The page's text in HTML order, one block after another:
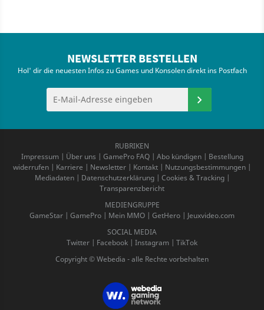
NEWSLETTER BESTELLEN
Hol' dir die neuesten Infos zu Games und Konsolen direkt ins Postfach
RUBRIKEN
Impressum| Über uns GamePro FAQ| Abo kündigen| Bestellung
widerrufen
Karriere Newsletter Kontakt Nutzungsbestimmungen
Mediadaten| Datenschutzerklärung| Cookies & Tracking|
Transparenzbericht
MEDIENGRUPPE
GameStar
GamePro Mein MMO GetHero
Jeuxvideo.com
SOCIAL MEDIA
Twitter
Facebook Instagram
TikTok
Copyright © Webedia - alle Rechte vorbehalten